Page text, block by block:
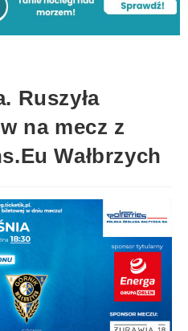
Ruszyła
na mecz z
Wałbrzych